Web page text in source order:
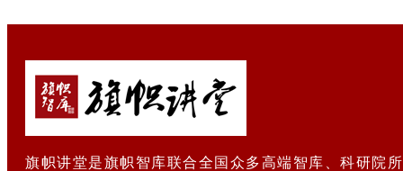
旗帜讲堂是旗帜智库联合全国众多高端智库、科研院